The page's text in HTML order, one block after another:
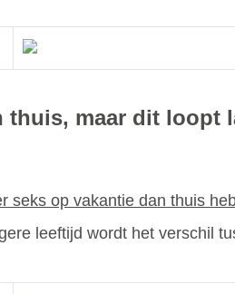
maar dit loopt
op vakantie dan thuis
leeftijd wordt het verschil